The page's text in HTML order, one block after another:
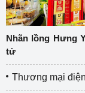
Nhãn lồng Hưng
tử
Thương mại